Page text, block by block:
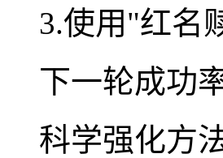
3.使用"红名
下一轮成功
科学强化方